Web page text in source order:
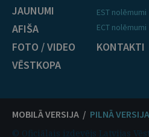
JAUNUMI
AFIŠA
FOTO / VIDEO
VĒSTKOPA
EST nolēmumi
ECT nolēmumi
KONTAKTI
MOBILĀ VERSIJA / PILNĀ VERSIJA
© Oficiālais izdevējs Latvijas